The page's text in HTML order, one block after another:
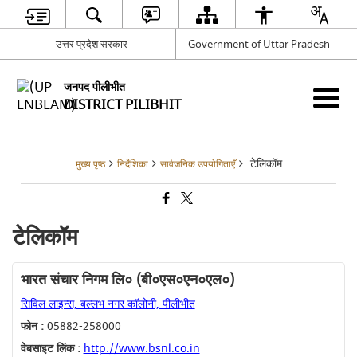
उत्तर प्रदेश सरकार Government of Uttar Pradesh
जनपद पीलीभीत
DISTRICT PILIBHIT
मुख्य पृष्ठ निर्देशिका सार्वजनिक उपयोगिताएँ टेलिकॉम
टेलिकॉम
भारत संचार निगम लि० (बी०एस०एन०एल०)
सिविल लाइन्स, बल्लभ नगर कॉलोनी, पीलीभीत
फोन :05882-258000
वेबसाइट लिंक : http://www.bsnl.co.in